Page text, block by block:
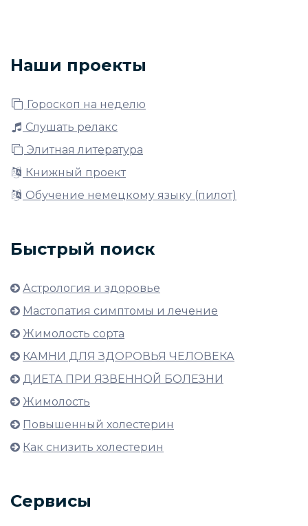
Наши проекты
Гороскоп на неделю
Слушать релакс
Элитная литература
Книжный проект
Обучение немецкому языку (пилот)
Быстрый поиск
Астрология и здоровье
Мастопатия симптомы и лечение
Жимолость сорта
КАМНИ ДЛЯ ЗДОРОВЬЯ ЧЕЛОВЕКА
ДИЕТА ПРИ ЯЗВЕННОЙ БОЛЕЗНИ
Жимолость
Повышенный холестерин
Как снизить холестерин
Сервисы